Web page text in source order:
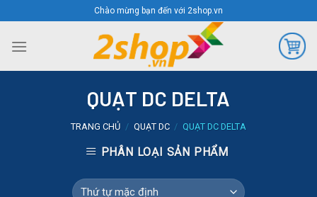
to
content
Chào mừng bạn đến với 2shop.vn
QUẠT DC DELTA
TRANG CHỦ / QUẠT DC / QUẠT DC DELTA
PHÂN LOẠI SẢN PHẨM